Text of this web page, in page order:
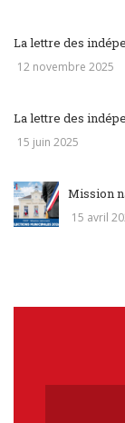
La lettre des
12 novembre 2025
La lettre des
15 juin 2025
Mission
15 avril